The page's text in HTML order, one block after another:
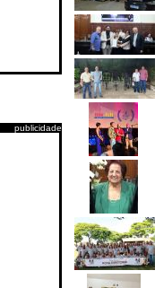
publicidade